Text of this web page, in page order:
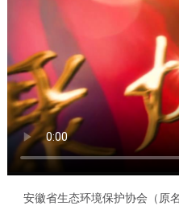
安徽省生态环境保护协会（原